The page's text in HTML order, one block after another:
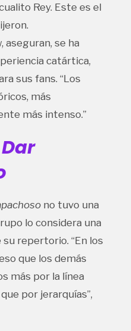
Rey. Este es el
aseguran, se ha
catártica,
sus fans. “Los
más
más intenso.”
Dar
no tuvo una
lo considera una
repertorio. “En los
que los demás
más por la línea
por jerarquías”,